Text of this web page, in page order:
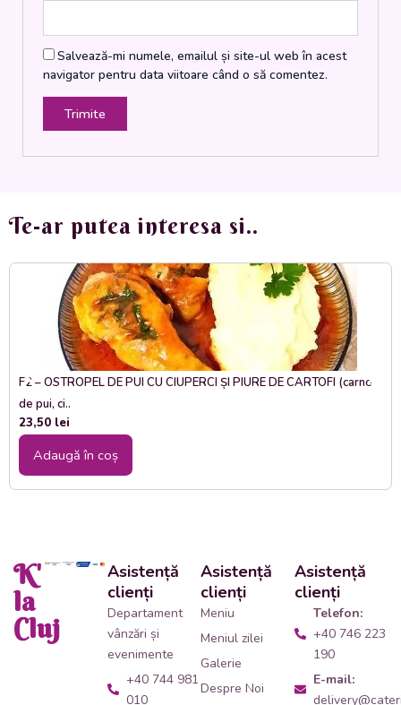
Salvează-mi numele, emailul și site-ul web în acest
navigator pentru data viitoare când o să comentez.
Te-ar putea interesa si..
F2 – OSTROPEL DE PUI CU CIUPERCI ȘI PIURE DE CARTOFI (carne
de pui, ci..
23,50 lei
Adaugă în coș
K'
la
Cluj
Asistență
clienți
Departament
vânzări și
evenimente
+40 744 981
010
Asistență
clienți
Meniu
Meniul zilei
Galerie
Despre Noi
Asistență
clienți
Telefon:
+40 746 223
190
E-mail: